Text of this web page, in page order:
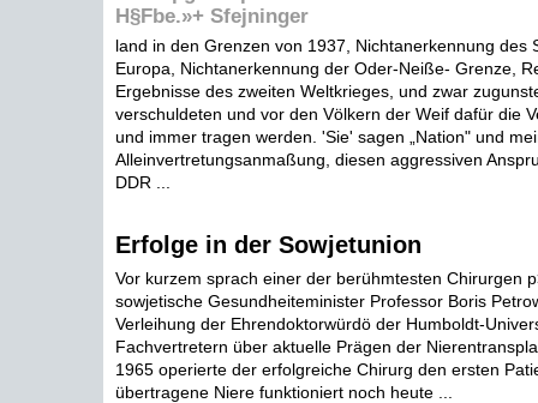
H§Fbe.»+ Sfejninger
land in den Grenzen von 1937, Nichtanerkennung des
Europa, Nichtanerkennung der Oder-Neiße- Grenze,
Ergebnisse des zweiten Weltkrieges, und zwar
verschuldeten und vor den Völkern der Weif dafür die
und immer tragen werden. 'Sie' sagen „Nation" und
Alleinvertretungsanmaßung, diesen aggressiven
DDR ...
Erfolge in der Sowjetunion
Vor kurzem sprach einer der berühmtesten Chirurgen
sowjetische Gesundheiteminister Professor Boris
Verleihung der Ehrendoktorwürdö der Humboldt-
Fachvertretern über aktuelle Prägen der
1965 operierte der erfolgreiche Chirurg den ersten
übertragene Niere funktioniert noch heute ...